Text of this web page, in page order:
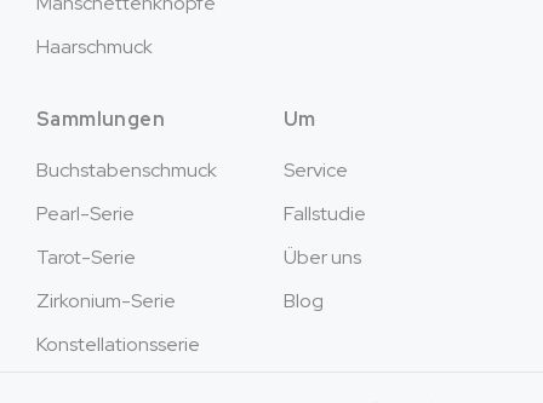
Haarschmuck
Sammlungen
Buchstabenschmuck
Pearl-Serie
Tarot-Serie
Zirkonium-Serie
Konstellationsserie
Um
Service
Fallstudie
Über uns
Blog